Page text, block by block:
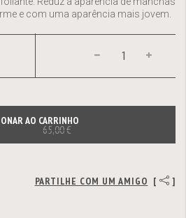
e com uma aparência mais jovem.
AO CARRINHO
65,00 €
PARTILHE COM UM AMIGO [ ]